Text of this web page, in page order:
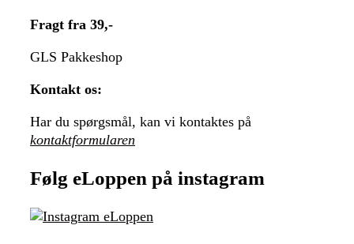
Fragt fra 39,-
GLS Pakkeshop
Kontakt os:
Har du spørgsmål, kan vi kontaktes på
kontaktformularen
Følg eLoppen på instagram